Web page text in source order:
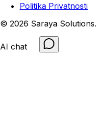
Politika Privatnosti
© 2026 Saraya Solutions.
AI chat